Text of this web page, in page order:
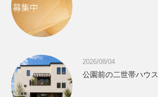
2026/08/04
公園前の二世帯ハウス